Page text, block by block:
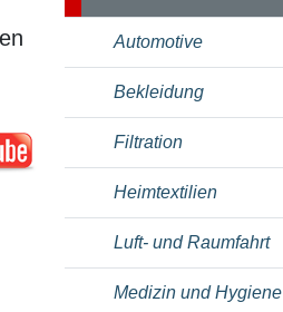
Automotive
Bekleidung
Filtration
Heimtextilien
Luft- und Raumfahrt
Medizin und Hygiene